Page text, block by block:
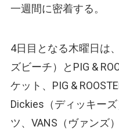
一週間に密着する。
4日目となる木曜日は
ズビーチ）とPIG &
ケット、PIG &
Dickies（ディッキーズ
ツ、VANS（ヴァンズ